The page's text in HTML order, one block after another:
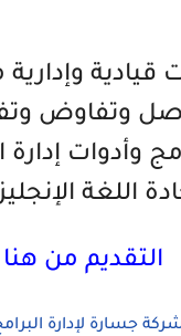
قيادية
وتفاوض
وأدوات
اللغة
التقديم من هنا
جسارة لإدارة